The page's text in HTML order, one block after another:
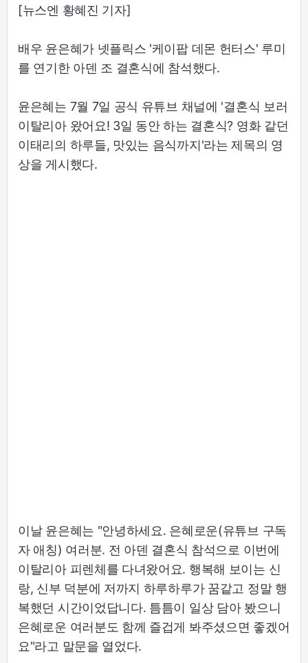
[뉴스엔 황혜진 기자]
배우 윤은혜가 넷플릭스 '케이팝 데몬 헌터스' 루미
를 연기한 아덴 조 결혼식에 참석했다.
윤은혜는 7월 7일 공식 유튜브 채널에 '결혼식 보러
이탈리아 왔어요! 3일 동안 하는 결혼식? 영화 같던
이태리의 하루들, 맛있는 음식까지'라는 제목의 영
상을 게시했다.
이날 윤은혜는 "안녕하세요. 은혜로운(유튜브 구독
자 애칭) 여러분. 전 아덴 결혼식 참석으로 이번에
이탈리아 피렌체를 다녀왔어요. 행복해 보이는 신
랑, 신부 덕분에 저까지 하루하루가 꿈같고 정말 행
복했던 시간이었답니다. 틈틈이 일상 담아 봤으니
은혜로운 여러분도 함께 즐겁게 봐주셨으면 좋겠어
요"라고 말문을 열었다.